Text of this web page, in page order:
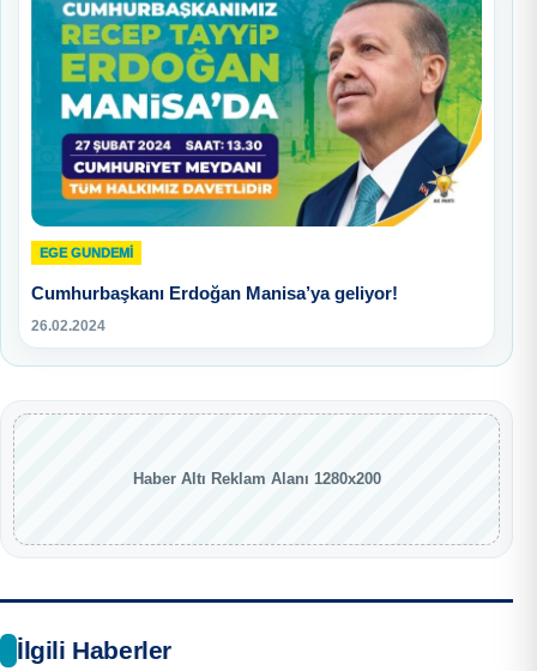
EGE GUNDEMİ
Cumhurbaşkanı Erdoğan Manisa’ya geliyor!
26.02.2024
Haber Altı Reklam Alanı 1280x200
İlgili Haberler